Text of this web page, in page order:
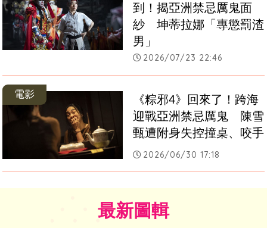
到！揭亞洲禁忌厲鬼面
紗　坤蒂拉娜「專懲罰渣
男」
2026/07/23 22:46
電影
《粽邪4》回來了！跨海
迎戰亞洲禁忌厲鬼　陳雪
甄遭附身失控撞桌、咬手
2026/06/30 17:18
最新圖輯